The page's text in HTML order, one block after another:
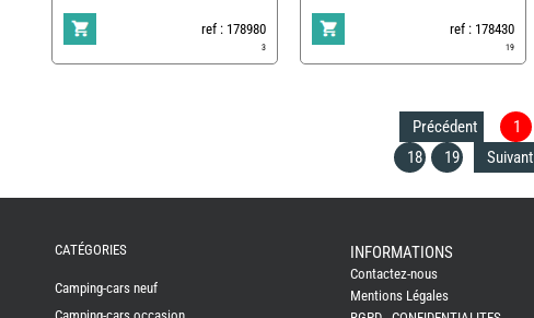
ref : 178980
3
ref : 178430
19
Précédent 1
18
19 Suivant
FRERESCATÉGORIES
Camping-cars neuf
INFORMATIONS
Contactez-nous
Mentions Légales